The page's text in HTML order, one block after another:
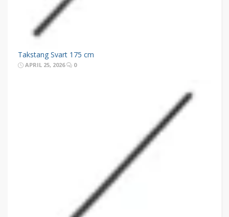
Takstang Svart 175 cm
APRIL 25, 2026 0